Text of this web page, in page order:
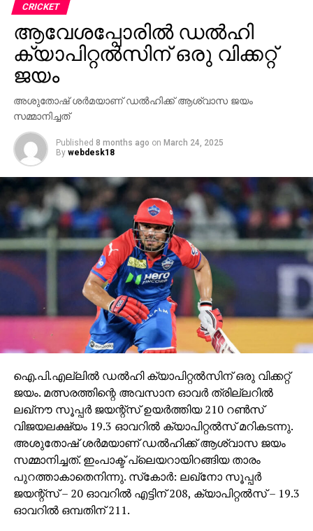
CRICKET
ആവേശപ്പോരില്‍ ഡല്‍ഹി
ക്യാപിറ്റല്‍സിന് ഒരു വിക്കറ്റ്
ജയം
അശുതോഷ് ശര്‍മയാണ് ഡല്‍ഹിക്ക് ആശ്വാസ ജയം
സമ്മാനിച്ചത്
Published 8 months ago on March 24, 2025
By webdesk18
ഐ.പി.എല്ലില്‍ ഡല്‍ഹി ക്യാപിറ്റല്‍സിന് ഒരു വിക്കറ്റ്
ജയം. മത്സരത്തിന്റെ അവസാന ഓവര്‍ ത്രില്ലറില്‍
ലഖ്‌നൗ സൂപ്പര്‍ ജയന്റ്‌സ് ഉയര്‍ത്തിയ 210 റണ്‍സ്
വിജയലക്ഷ്യം 19.3 ഓവറില്‍ ക്യാപിറ്റല്‍സ് മറികടന്നു.
അശുതോഷ് ശര്‍മയാണ് ഡല്‍ഹിക്ക് ആശ്വാസ ജയം
സമ്മാനിച്ചത്. ഇംപാക്ട് പ്ലെയറായിറങ്ങിയ താരം
പുറത്താകാതെനിന്നു. സ്‌കോര്‍: ലഖ്‌നോ സൂപ്പര്‍
ജയന്റ്‌സ് – 20 ഓവറില്‍ എട്ടിന് 208, ക്യാപിറ്റല്‍സ് – 19.3
ഓവറില്‍ ഒമ്പതിന് 211.